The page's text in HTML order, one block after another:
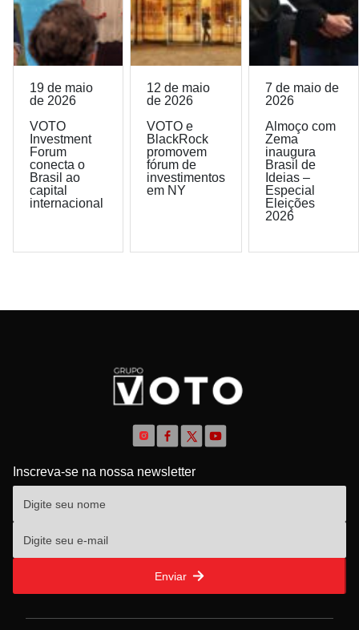
19 de maio
de 2026
VOTO
Investment
Forum
conecta o
Brasil ao
capital
internacional
12 de maio
de 2026
VOTO e
BlackRock
promovem
fórum de
investimentos
em NY
7 de maio de
2026
Almoço com
Zema
inaugura
Brasil de
Ideias –
Especial
Eleições
2026
Inscreva-se na nossa newsletter
Enviar